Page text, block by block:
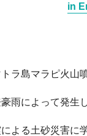
in
ラ島マラピ火山
雨によって発生
よる土砂災害に